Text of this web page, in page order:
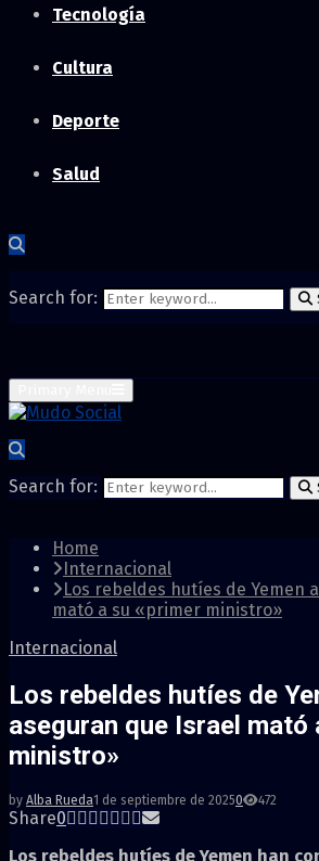
Tecnología
Cultura
Deporte
Salud
Search for:
Search for:
Home
Internacional
Los rebeldes hutíes de Yemen
mató a su «primer ministro»
Internacional
Los rebeldes hutíes de
aseguran que Israel mató
ministro»
by Alba Rueda1 de septiembre de 20250 472
Share0
Los rebeldes hutíes de Yemen han